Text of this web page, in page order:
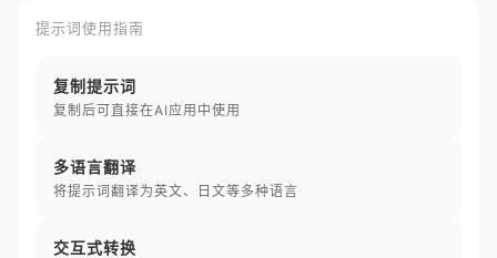
提示词使用指南
复制提示词
复制后可直接在AI应用中使用
多语言翻译
将提示词翻译为英文、日文等多种语言
交互式转换